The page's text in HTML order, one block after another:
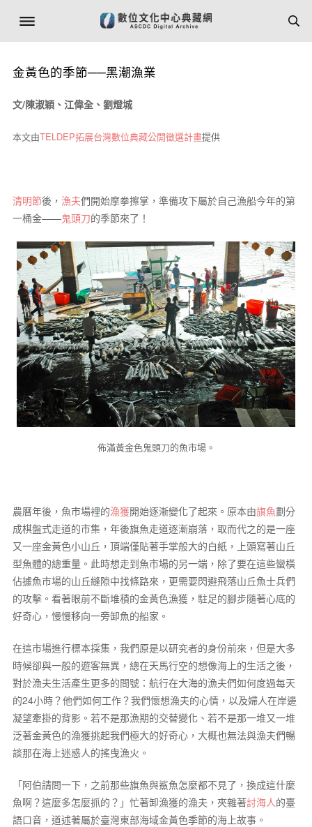
金黃色的季節──黑潮漁業
文/陳淑穎、江偉全、劉燈城
本文由TELDEP拓展台灣數位典藏公開徵選計畫提供
清明節後， 漁夫們開始摩拳擦掌，準備攻下屬於自己漁船今年的第
一桶金——鬼頭刀的季節來了！
佈滿黃金色鬼頭刀的魚市場。
農曆年後，魚市場裡的漁獲開始逐漸變化了起來。原本由旗魚劃分
成棋盤式走道的市集，年後旗魚走道逐漸崩落，取而代之的是一座
又一座金黃色小山丘，頂端僅貼著手掌般大的白紙，上頭寫著山丘
型魚體的總重量。此時想走到魚市場的另一端，除了要在這些蠻橫
佔據魚市場的山丘縫隙中找條路來，更需要閃避飛落山丘魚士兵們
的攻擊。看著眼前不斷堆積的金黃色漁獲，駐足的腳步隨著心底的
好奇心，慢慢移向一旁卸魚的船家。
在這市場進行標本採集，我們原是以研究者的身份前來，但是大多
時候卻與一般的遊客無異，總在天馬行空的想像海上的生活之後，
對於漁夫生活產生更多的問號：航行在大海的漁夫們如何度過每天
的24小時？他們如何工作？我們懷想漁夫的心情，以及婦人在岸邊
凝望牽掛的背影。若不是那漁期的交替變化、若不是那一堆又一堆
泛著金黃色的漁獲挑起我們極大的好奇心，大概也無法與漁夫們暢
談那在海上迷惑人的搖曳漁火。
「阿伯請問一下，之前那些旗魚與鯊魚怎麼都不見了，換成這什麼
魚啊？這麼多怎麼抓的？」忙著卸漁獲的漁夫，夾雜著討海人的臺
語口音，道述著屬於臺灣東部海域金黃色季節的海上故事。